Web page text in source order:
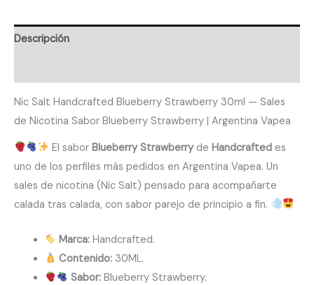
Strawberry
Descripción
Nic Salt Handcrafted Blueberry Strawberry 30ml — Sales
de Nicotina Sabor Blueberry Strawberry | Argentina Vapea
El sabor Blueberry Strawberryde Handcraftedes
uno de los perfiles más pedidos en Argentina Vapea. Un
sales de nicotina (Nic Salt) pensado para acompañarte
calada tras calada, con sabor parejo de principio a fin.
Marca: Handcrafted.
Contenido: 30ML.
Sabor:Blueberry Strawberry.